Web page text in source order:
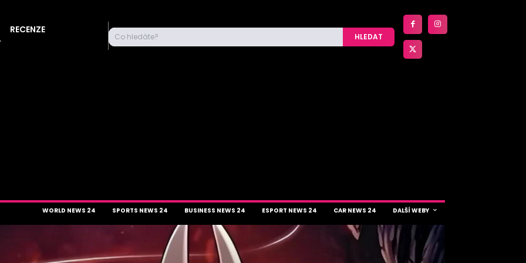
RECENZE
Co hledáte? HLEDAT
WORLD NEWS 24 SPORTS NEWS 24 BUSINESS NEWS 24 ESPORT NEWS 24 CAR NEWS 24 DALŠÍ WEBY